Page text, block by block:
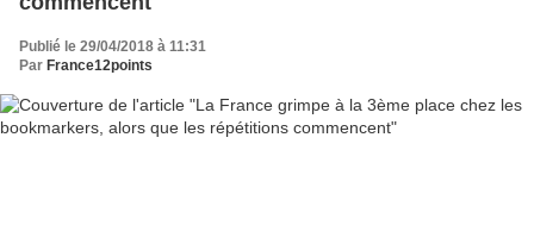
Publié le 29/04/2018 à 11:31
Par France12points